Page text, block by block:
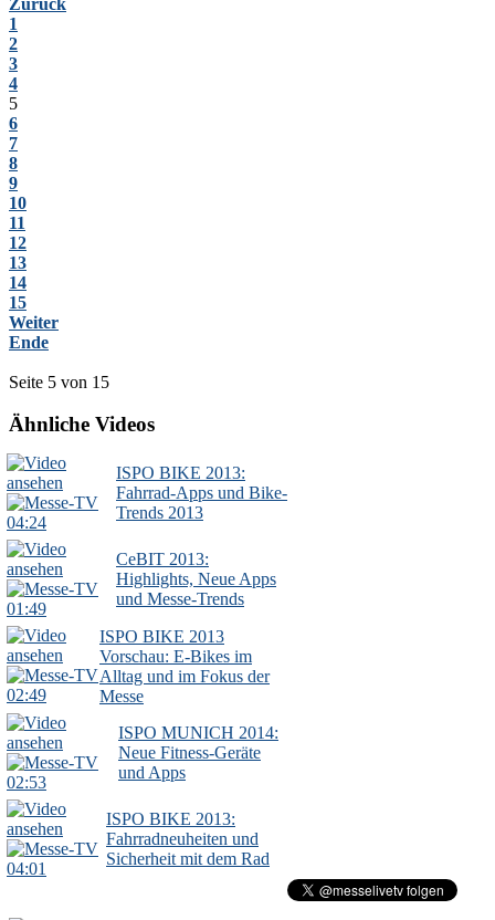
1
2
3
4
5
6
7
8
9
10
11
12
13
14
15
Weiter
Ende
Seite 5 von 15
Ähnliche Videos
04:24
ISPO BIKE 2013:
Fahrrad-Apps und Bike-
Trends 2013
01:49
CeBIT 2013:
Highlights, Neue Apps
und Messe-Trends
02:49
ISPO BIKE 2013
Vorschau: E-Bikes im
Alltag und im Fokus der
Messe
02:53
ISPO MUNICH 2014:
Neue Fitness-Geräte
und Apps
04:01
ISPO BIKE 2013:
Fahrradneuheiten und
Sicherheit mit dem Rad